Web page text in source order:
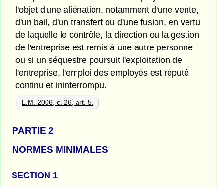
l'objet d'une aliénation, notamment d'une vente,
d'un bail, d'un transfert ou d'une fusion, en vertu
de laquelle le contrôle, la direction ou la gestion
de l'entreprise est remis à une autre personne
ou si un séquestre poursuit l'exploitation de
l'entreprise, l'emploi des employés est réputé
continu et ininterrompu.
L.M. 2006, c. 26, art. 5.
PARTIE 2
NORMES MINIMALES
SECTION 1